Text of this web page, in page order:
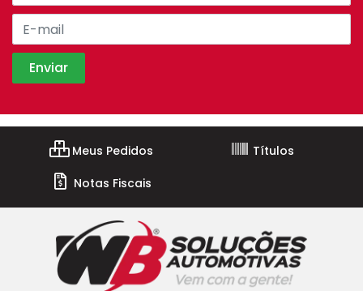
Meus Pedidos
Títulos
Notas Fiscais